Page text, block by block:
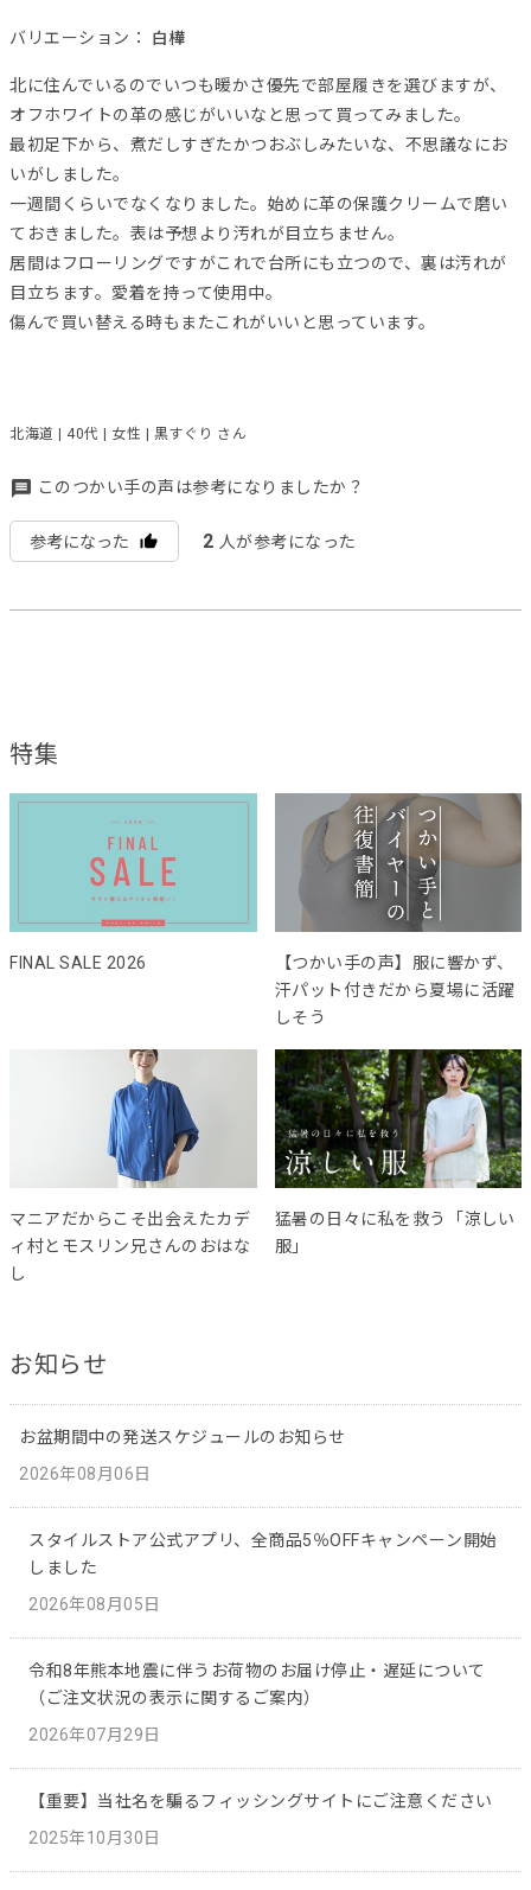
バリエーション： 白樺
北に住んでいるのでいつも暖かさ優先で部屋履きを選びますが、
オフホワイトの革の感じがいいなと思って買ってみました。
最初足下から、煮だしすぎたかつおぶしみたいな、不思議なにお
いがしました。
一週間くらいでなくなりました。始めに革の保護クリームで磨い
ておきました。表は予想より汚れが目立ちません。
居間はフローリングですがこれで台所にも立つので、裏は汚れが
目立ちます。愛着を持って使用中。
傷んで買い替える時もまたこれがいいと思っています。
北海道 | 40代 | 女性 | 黒すぐり さん
このつかい手の声は参考になりましたか？
参考になった 2 人が参考になった
特集
FINAL SALE 2026
【つかい手の声】服に響かず、
汗パット付きだから夏場に活躍
しそう
マニアだからこそ出会えたカデ
ィ村とモスリン兄さんのおはな
し
猛暑の日々に私を救う「涼しい
服」
お知らせ
お盆期間中の発送スケジュールのお知らせ
2026年08月06日
スタイルストア公式アプリ、全商品5％OFFキャンペーン開始
しました
2026年08月05日
令和8年熊本地震に伴うお荷物のお届け停止・遅延について
（ご注文状況の表示に関するご案内）
2026年07月29日
【重要】当社名を騙るフィッシングサイトにご注意ください
2025年10月30日